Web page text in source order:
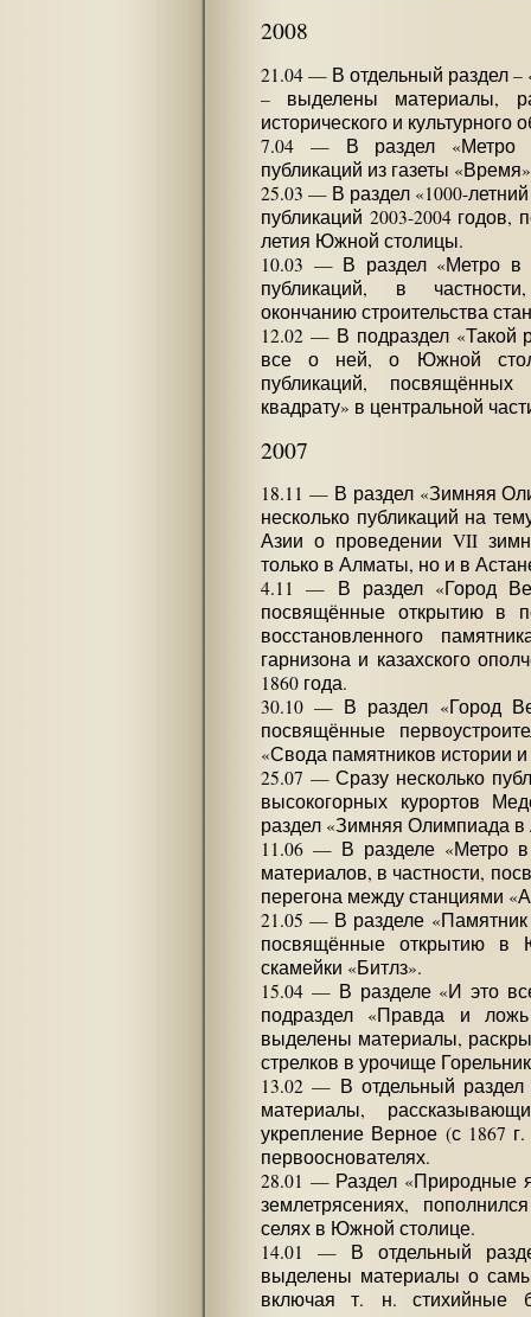
2008
21.04 — В отдельный раздел –
– выделены материалы,
исторического и
7.04 — В раздел «Метро
публикаций из газеты
25.03 — В раздел «1000-
публикаций 2003-2004
летия Южной столицы.
10.03 — В раздел «Метро в
публикаций, в
окончанию строительства
12.02 — В подраздел «Такой
все о ней, о Южной
публикаций,
квадрату» в центральной
2007
18.11 — В раздел «Зимняя
несколько публикаций на
Азии о проведении VII
только в Алматы, но и в
4.11 — В раздел «Город
посвящённые открытию в
восстановленного
гарнизона и казахского
1860 года.
30.10 — В раздел «Город
посвящённые
«Свода памятников истории
25.07 — Сразу несколько
высокогорных курортов
раздел «Зимняя Олимпиада
11.06 — В разделе «Метро
материалов, в частности,
перегона между станциями
21.05 — В разделе
посвящённые открытию в
скамейки «Битлз».
15.04 — В разделе «И это
подраздел «Правда и
выделены материалы,
стрелков в урочище
13.02 — В отдельный
материалы,
укрепление Верное (с 1867
первооснователях.
28.01 — Раздел «Природные
землетрясениях,
селях в Южной столице.
14.01 — В отдельный
выделены материалы о
включая т. н. стихийные